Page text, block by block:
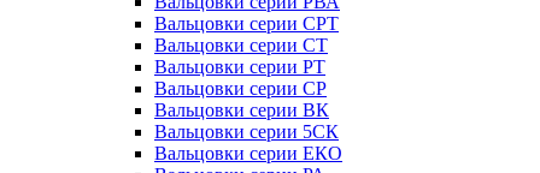
Вальцовки серии СРТ
Вальцовки серии СТ
Вальцовки серии РТ
Вальцовки серии СР
Вальцовки серии ВК
Вальцовки серии 5СК
Вальцовки серии ЕКО